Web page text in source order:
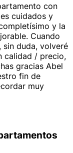
con
cuidados y
y la
Cuando
sin duda, volveré
calidad / precio,
gracias Abel
fin de
muy